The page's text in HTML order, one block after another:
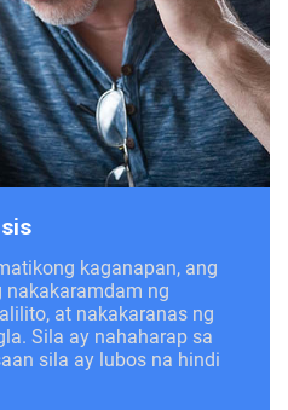
kaganapan, ang
nakakaramdam ng
at nakakaranas ng
Sila ay nahaharap sa
sila ay lubos na hindi